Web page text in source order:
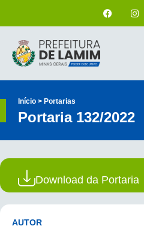
Início > Portarias
Portaria 132/2022
Download da Portaria
AUTOR